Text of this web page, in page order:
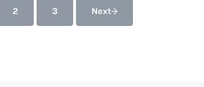
頁數
前往指定頁數
2 前往指定頁數
3 Next